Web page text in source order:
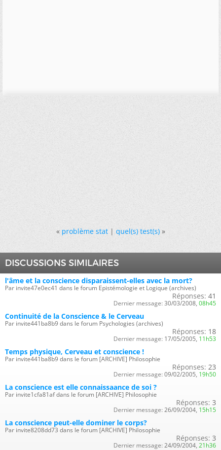
« problème stat|quel(s) test(s) »
DISCUSSIONS SIMILAIRES
l'âme et la conscience disparaissent-elles avec la mort?
Par invite47e0ec41 dans le forum Epistémologie et Logique (archives)
Réponses: 41
Dernier message: 30/03/2008, 08h45
Continuité de la Conscience & le Cerveau
Par invite441ba8b9 dans le forum Psychologies (archives)
Réponses: 18
Dernier message: 17/05/2005, 11h53
Temps physique, Cerveau et conscience !
Par invite441ba8b9 dans le forum [ARCHIVE] Philosophie
Réponses: 23
Dernier message: 09/02/2005, 19h50
La conscience est elle connaissaance de soi ?
Par invite1cfa81af dans le forum [ARCHIVE] Philosophie
Réponses: 3
Dernier message: 26/09/2004, 15h15
La conscience peut-elle dominer le corps?
Par invite8208dd73 dans le forum [ARCHIVE] Philosophie
Réponses: 3
Dernier message: 24/09/2004, 21h36